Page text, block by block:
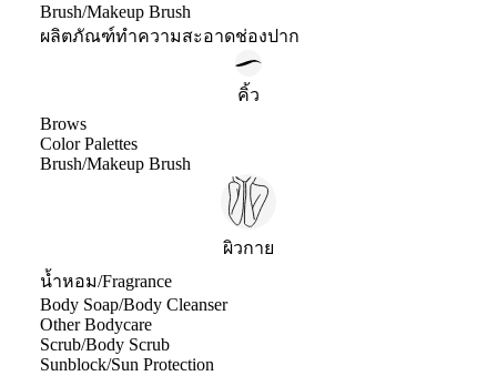
Brush/Makeup Brush
ผลิตภัณฑ์ทำความสะอาดช่องปาก
คิ้ว
Brows
Color Palettes
Brush/Makeup Brush
ผิวกาย
น้ำหอม/Fragrance
Body Soap/Body Cleanser
Other Bodycare
Scrub/Body Scrub
Sunblock/Sun Protection